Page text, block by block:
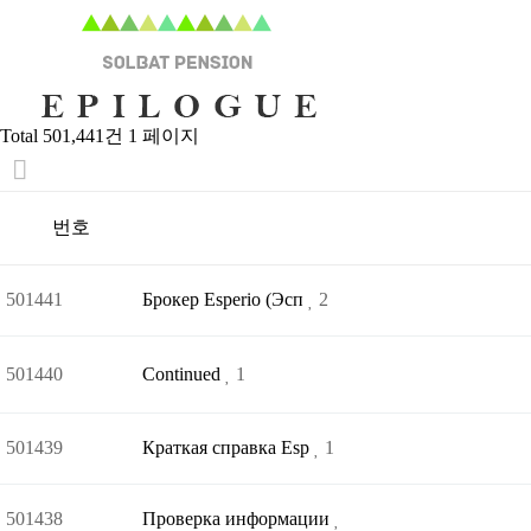
Total 501,441건 1 페이지
번호
501441 Брокер Esperio (Эсп 2
501440 Continued 1
501439 Краткая справка Esp 1
501438 Проверка информации